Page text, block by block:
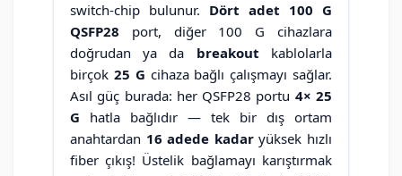
switch-chip bulunur. Dört adet 100 G
QSFP28 port, diğer 100 G cihazlara
doğrudan ya da breakout kablolarla
birçok 25 G cihaza bağlı çalışmayı sağlar.
Asıl güç burada: her QSFP28 portu 4× 25
G hatla bağlıdır — tek bir dış ortam
anahtardan 16 adede kadaryüksek hızlı
fiber çıkış! Üstelik bağlamayı karıştırmak